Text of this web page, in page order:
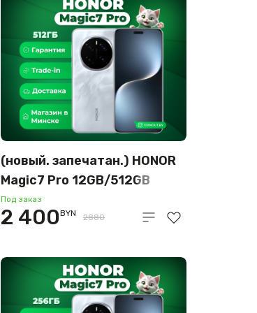
(новый. запечатан.) HONOR
Magic7 Pro 12GB/512GB
международная версия
(серый)
Под заказ
2 400BYN 2880